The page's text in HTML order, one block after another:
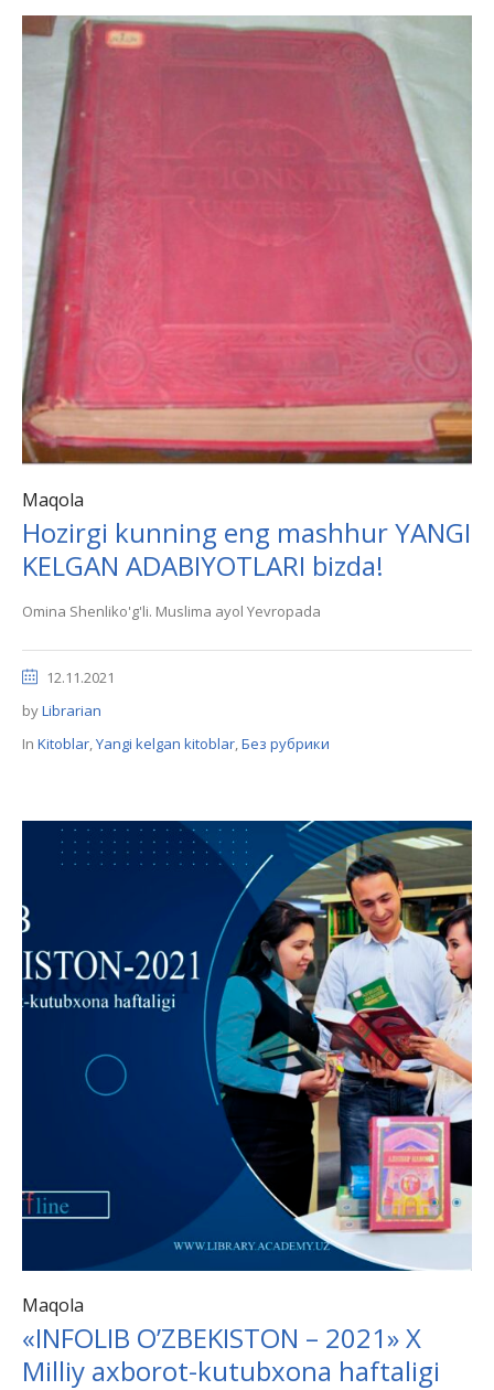
Maqola
Hozirgi kunning eng mashhur YANGI
KELGAN ADABIYOTLARI bizda!
Omina Shenliko'g'li. Muslima ayol Yevropada
12.11.2021
byLibrarian
In Kitoblar,Yangi kelgan kitoblar,Без рубрики
Maqola
«INFOLIB O’ZBEKISTON – 2021» X
Milliy axborot-kutubxona haftaligi